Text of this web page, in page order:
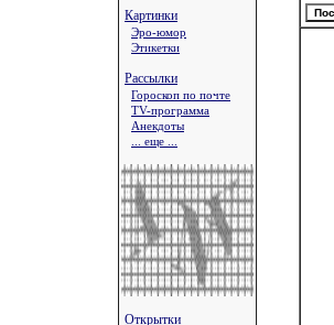
Картинки
Эро-юмор
Этикетки
Рассылки
Гороскоп по почте
TV-программа
Анекдоты
... еще ...
Открытки